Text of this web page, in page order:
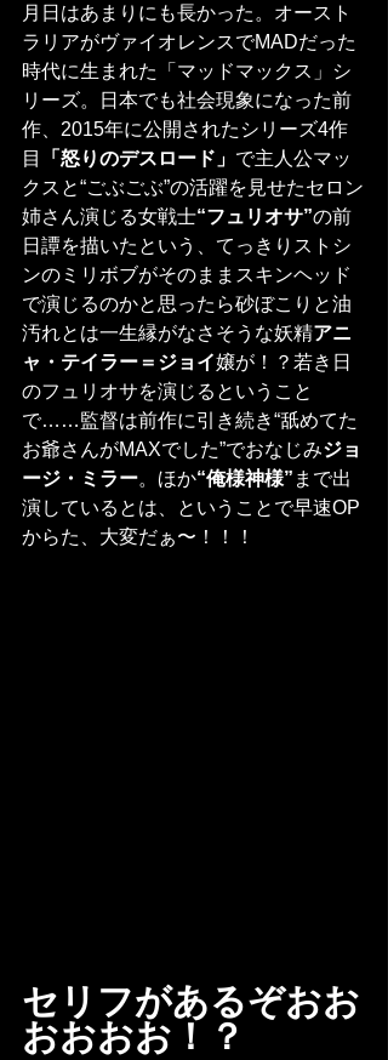
月日はあまりにも長かった。オースト
ラリアがヴァイオレンスでMADだった
時代に生まれた「マッドマックス」シ
リーズ。日本でも社会現象になった前
作、2015年に公開されたシリーズ4作
目
「怒りのデスロード」 で主人公マッ
クスと“ごぶごぶ”の活躍を見せたセロン
姉さん演じる女戦士“フュリオサ”の前
日譚を描いたという、てっきりストシ
ンのミリボブがそのままスキンヘッド
で演じるのかと思ったら砂ぼこりと油
汚れとは一生縁がなさそうな妖精アニ
ャ・テイラー＝ジョイ嬢が！？若き日
のフュリオサを演じるということ
で……監督は前作に引き続き“舐めてた
お爺さんがMAXでした”でおなじみジョ
ージ・ミラー。ほか“俺様神様” まで出
演しているとは、ということで早速OP
からた、大変だぁ〜！！！
セリフがあるぞおお
おおおお！？